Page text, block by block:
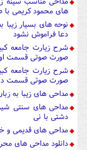
های محمود کریمی
نوحه های بسیار
دعا فراموش نشود
صورت صوتی قسمت
صورت صوتی قسمت
مداحی های زیبا به
مداحی های سنتی
دشتی با نی
مداحی های قدیمی و
دانلود مداحی های